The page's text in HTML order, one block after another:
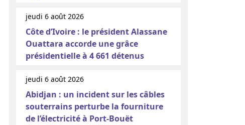
jeudi 6 août 2026
Côte d’Ivoire : le président Alassane
Ouattara accorde une grâce
présidentielle à 4 661 détenus
jeudi 6 août 2026
Abidjan : un incident sur les câbles
souterrains perturbe la fourniture
de l’électricité à Port-Bouët